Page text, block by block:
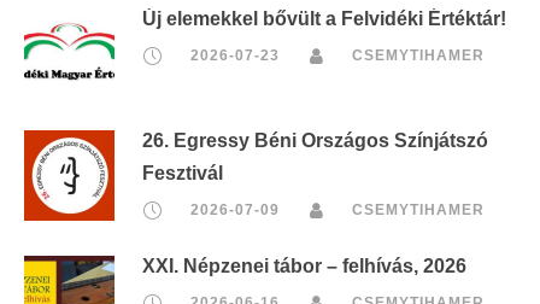
Új elemekkel bővült a Felvidéki Értéktár!
2026-07-23 CSEMYTIHAMER
26. Egressy Béni Országos Színjátszó
Fesztivál
2026-07-09 CSEMYTIHAMER
XXI. Népzenei tábor – felhívás, 2026